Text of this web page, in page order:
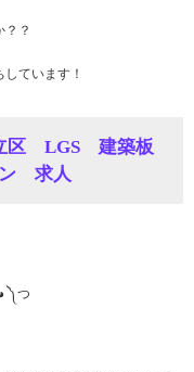
？
ています！
区 LGS 建築板
求人
༽つ